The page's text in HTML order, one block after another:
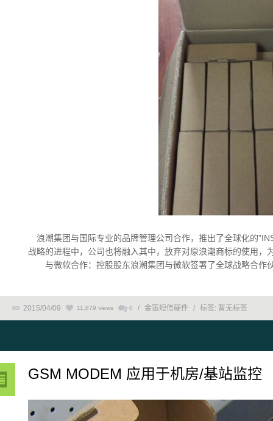
浪潮集团与国际专业的品牌管理公司合作，推出了全球化的
战略的进程中，公司也将融入其中，放弃对原浪潮商标的使用
与微软合作：控股股东浪潮集团与微软签署了全球战略合作
2015/04/09 11,879 views 0 / 金笛短信硬件 / 标签: 暂无标签
GSM MODEM 应用于机房/基站监控